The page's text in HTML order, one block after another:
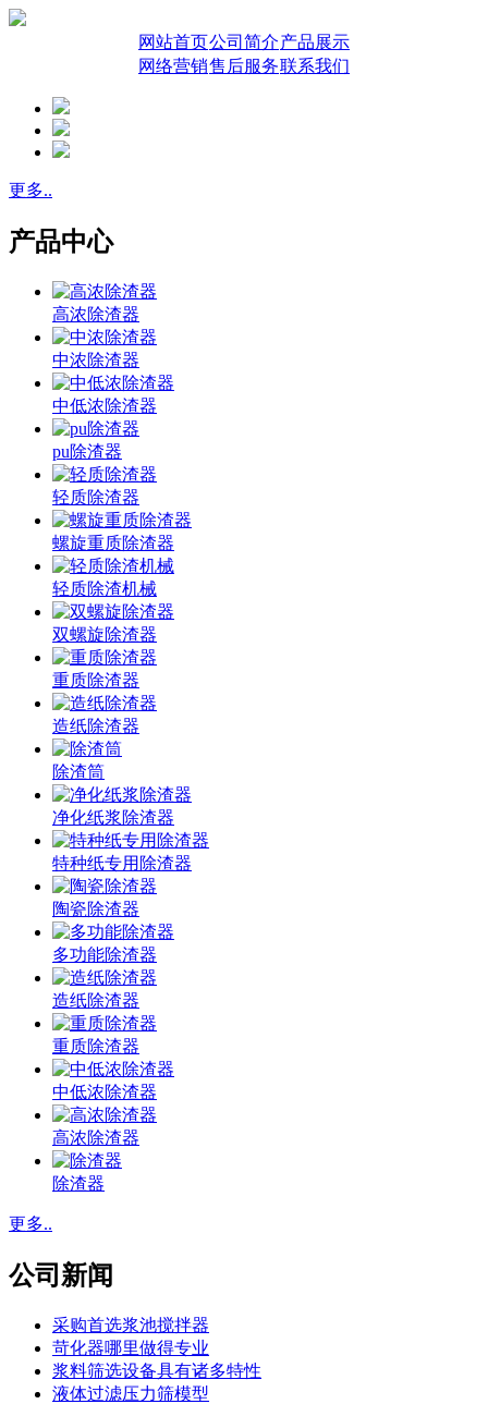
网站首页公司简介产品展示
网络营销售后服务联系我们
更多..
产品中心
高浓除渣器
中浓除渣器
中低浓除渣器
pu除渣器
轻质除渣器
螺旋重质除渣器
轻质除渣机械
双螺旋除渣器
重质除渣器
造纸除渣器
除渣筒
净化纸浆除渣器
特种纸专用除渣器
陶瓷除渣器
多功能除渣器
造纸除渣器
重质除渣器
中低浓除渣器
高浓除渣器
除渣器
更多..
公司新闻
采购首选浆池搅拌器
苛化器哪里做得专业
浆料筛选设备具有诸多特性
液体过滤压力筛模型